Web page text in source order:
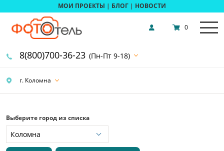
МОИ ПРОЕКТЫ | БЛОГ | НОВОСТИ
г. Коломна
8(800)700-36-23 (Пн-Пт 9-18)
0
Выберите город из списка